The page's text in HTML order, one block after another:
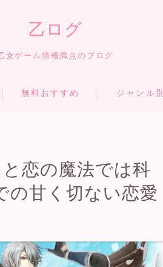
乙ログ
女ゲーム情報満点のブログ
無料おすすめ ジャンル別
恋の魔法では科
の甘く切ない恋愛